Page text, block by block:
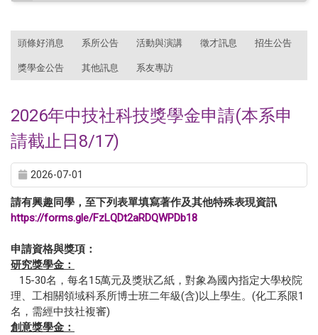
頭條好消息 系所公告 活動與演講 徵才訊息 招生公告
獎學金公告 其他訊息 系友專訪
2026年中技社科技獎學金申請(本系申
請截止日8/17)
2026-07-01
請有興趣同學，至下列表單填寫著作及其他特殊表現資訊
https://forms.gle/FzLQDt2aRDQWPDb18
申請資格與獎項：
研究獎學金：
15-30名，每名15萬元及獎狀乙紙，對象為國內指定大學校院
理、工相關領域科系所博士班二年級(含)以上學生。(化工系限1
名，需經中技社複審)
創意獎學金：